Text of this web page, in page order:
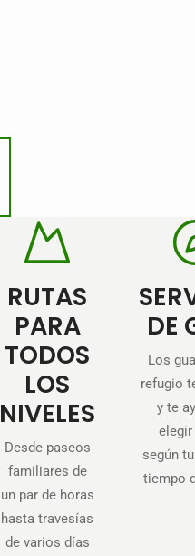
RUTAS
PARA
TODOS
LOS
NIVELES
Desde paseos
familiares de
un par de horas
hasta travesías
de varios días
DE
Los
refugio
y te
según
tiempo